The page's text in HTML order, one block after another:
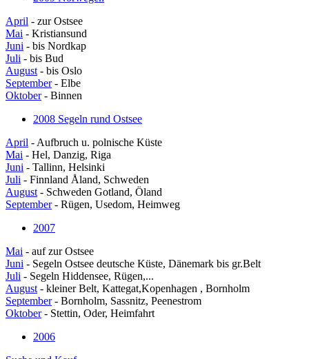
April - zur Ostsee
Mai - Kristiansund
Juni - bis Nordkap
Juli - bis Bud
August - bis Oslo
September- Elbe
Oktober- Binnen
2008 Segeln rund Ostsee
April - Aufbruch u. polnische Küste
Mai - Hel, Danzig, Riga
Juni - Tallinn, Helsinki
Juli - Finnland Åland, Schweden
August - Schweden Gotland, Öland
September- Rügen, Usedom, Heimweg
2007
Mai - auf zur Ostsee
Juni - Segeln Ostsee deutsche Küste, Dänemark bis gr.Belt
Juli - Segeln Hiddensee, Rügen,...
August - kleiner Belt, Kattegat,Kopenhagen , Bornholm
September- Bornholm, Sassnitz, Peenestrom
Oktober- Stettin, Oder, Heimfahrt
2006